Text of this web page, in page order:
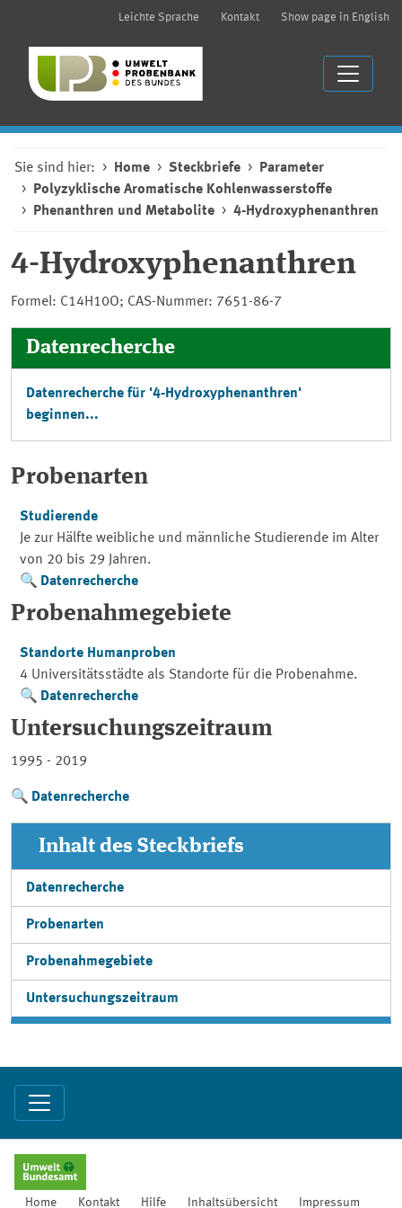
Leichte Sprache Kontakt Show page in English
Sie sind hier: Home Steckbriefe
Parameter
Polyzyklische Aromatische Kohlenwasserstoffe
Phenanthren und Metabolite
4-Hydroxyphenanthren
4-Hydroxyphenanthren
Formel: C14H10O; CAS-Nummer: 7651-86-7
Datenrecherche
Datenrecherche für '4-Hydroxyphenanthren'
beginnen...
Probenarten
Studierende
Je zur Hälfte weibliche und männliche Studierende im Alter
von 20 bis 29 Jahren.
Datenrecherche
Probenahmegebiete
Standorte Humanproben
4 Universitätsstädte als Standorte für die Probenahme.
Datenrecherche
Untersuchungszeitraum
1995 - 2019
Datenrecherche
Inhalt des Steckbriefs
Datenrecherche
Probenarten
Probenahmegebiete
Untersuchungszeitraum
Home Kontakt Hilfe Inhaltsübersicht Impressum